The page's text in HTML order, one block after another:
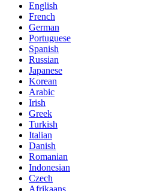
English
French
German
Portuguese
Spanish
Russian
Japanese
Korean
Arabic
Irish
Greek
Turkish
Italian
Danish
Romanian
Indonesian
Czech